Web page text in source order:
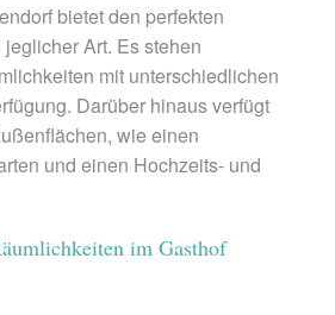
bietet den perfekten
Art. Es stehen
mit unterschiedlichen
Darüber hinaus verfügt
wie einen
und einen Hochzeits- und
im Gasthof